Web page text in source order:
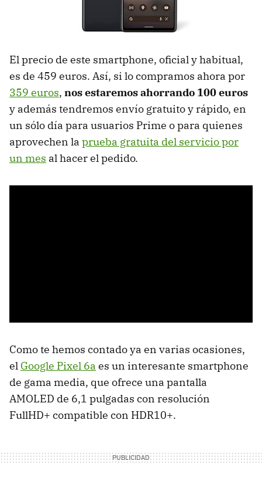
El precio de este smartphone, oficial y habitual,
es de 459 euros. Así, si lo compramos ahora por
359 euros, nos estaremos ahorrando 100 euros
y además tendremos envío gratuito y rápido, en
un sólo día para usuarios Prime o para quienes
aprovechen la prueba gratuita del servicio por
un mes al hacer el pedido.
Como te hemos contado ya en varias ocasiones,
el Google Pixel 6a es un interesante smartphone
de gama media, que ofrece una pantalla
AMOLED de 6,1 pulgadas con resolución
FullHD+ compatible con HDR10+.